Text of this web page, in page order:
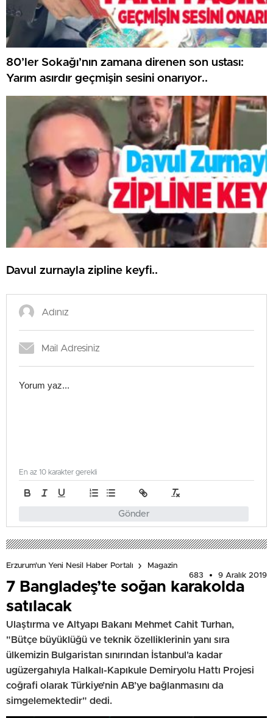
80’ler Sokağı’nın zamana direnen son ustası:
Yarım asırdır geçmişin sesini onarıyor..
Davul zurnayla zipline keyfi..
Gönder
En az 10 karakter gerekli
Erzurum'un Yeni Nesil Haber Portalı
Magazin
683
9 Aralık 2019
7 Bangladeş’te soğan karakolda
satılacak
Ulaştırma ve Altyapı Bakanı Mehmet Cahit Turhan,
"Bütçe büyüklüğü ve teknik özelliklerinin yanı sıra
ülkemizin Bulgaristan sınırından İstanbul'a kadar
ugüzergahıyla Halkalı-Kapıkule Demiryolu Hattı Projesi
coğrafi olarak Türkiye’nin AB’ye bağlanmasını da
simgelemektedir" dedi.